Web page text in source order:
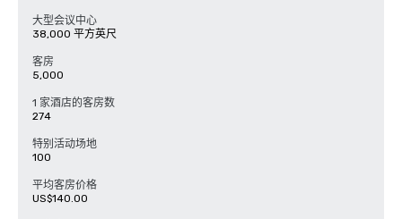
Mesa 的会议空间灵活且独特
• 最近投资了超过100万美元用于改善我们的酒店和会议中心
• 城市中 5,000 间酒店客房
• 48,000 平方英尺的梅萨会议中心
• 梅萨或其附近有 100 多个户外活动场地
大型会议中心
38,000 平方英尺
客房
5,000
1 家酒店的客房数
274
特别活动场地
100
平均客房价格
US$140.00